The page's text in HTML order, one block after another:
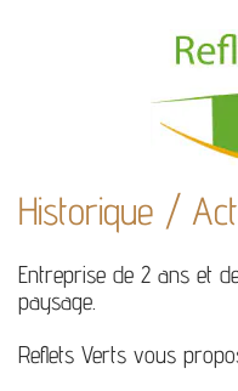
Historique /
Entreprise de 2 ans et
paysage.
Reflets Verts vous